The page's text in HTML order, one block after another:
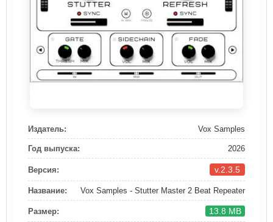
Издатель: Vox Samples
Год выпуска: 2026
Версия: v.2.3.5
Название: Vox Samples - Stutter Master 2 Beat Repeater
Размер: 13.8 MB